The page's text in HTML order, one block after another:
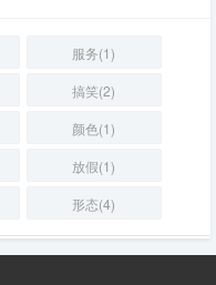
服务(1)
搞笑(2)
颜色(1)
放假(1)
形态(4)